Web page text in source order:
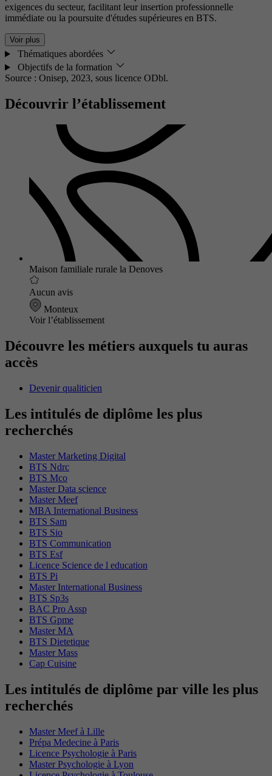
exigences du secteur, facilitant leur insertion professionnelle
immédiate ou la poursuite d'études supérieures en BTS.
Voir plus
Thématiques abordées
Objectifs de la formation
Source : Onisep, 2023, sous licence ODbl.
Découvrir l’établissement
Maison familiale rurale la Denoves
Aucun avis
Monteux
Voir l’établissement
Découvre les métiers auxquels tu auras
accès
Devenir qualiticien
Les intitulés de diplôme les plus
recherchés
Master Marketing Digital
BTS Ndrc
BTS Mco
Master Data science
Master Meef
MBA International Business
BTS Sam
BTS Sio
BTS Communication
BTS Esf
Licence Science de l education
BTS Pi
Master International Business
BTS Sp3s
BAC Pro Assp
BTS Gpme
Master MA
BTS Dietetique
Master Mass
Cap Cuisine
Les intitulés de diplôme par ville les plus
recherchés
Master Meef à Lille
Prépa Medecine à Paris
Licence Psychologie à Paris
Master Psychologie à Lyon